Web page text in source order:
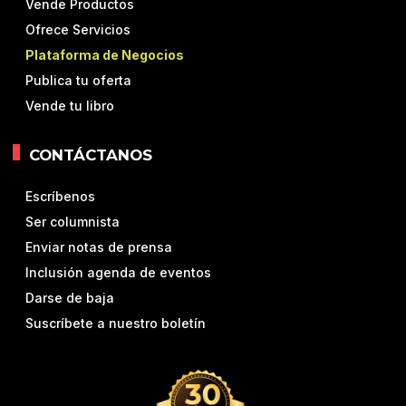
Vende Productos
Ofrece Servicios
Plataforma de Negocios
Publica tu oferta
Vende tu libro
CONTÁCTANOS
Escríbenos
Ser columnista
Enviar notas de prensa
Inclusión agenda de eventos
Darse de baja
Suscríbete a nuestro boletín